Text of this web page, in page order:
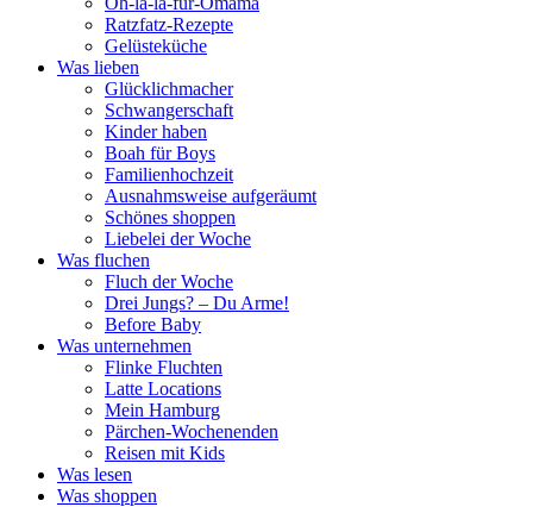
Ratzfatz-Rezepte
Gelüsteküche
Was lieben
Glücklichmacher
Schwangerschaft
Kinder haben
Boah für Boys
Familienhochzeit
Ausnahmsweise aufgeräumt
Schönes shoppen
Liebelei der Woche
Was fluchen
Fluch der Woche
Drei Jungs? – Du Arme!
Before Baby
Was unternehmen
Flinke Fluchten
Latte Locations
Mein Hamburg
Pärchen-Wochenenden
Reisen mit Kids
Was lesen
Was shoppen